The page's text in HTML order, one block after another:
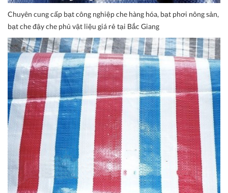
Chuyên cung cấp bạt công nghiệp che hàng hóa, bạt phơi nông sản,
bạt che đậy che phủ vật liệu giá rẻ tại Bắc Giang